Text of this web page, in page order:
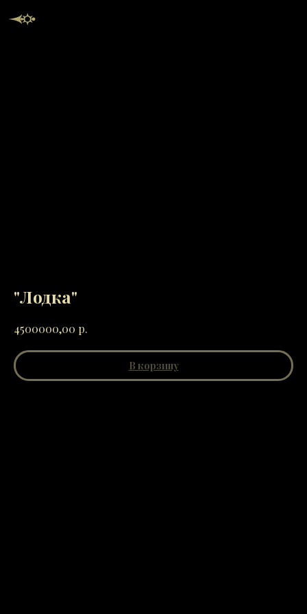
"Лодка"
4500000,00 р.
В корзину